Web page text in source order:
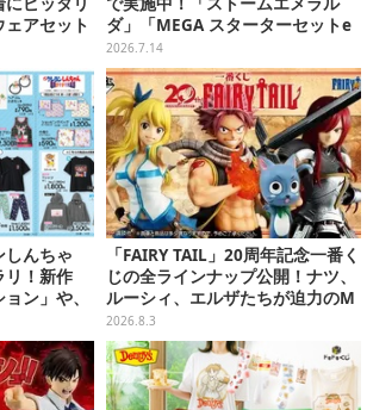
アセット
ダ」「MEGA スターターセットe
x」各種の全4商品
2026.7.14
しんちゃ
リ！新作
ン」や、
黒タマタ
ー
「FAIRY TAIL」20周年記念一番く
じの全ラインナップ公開！ナツ、
ルーシィ、エルザたちが迫力のM
ASTERLISEで初登場
2026.8.3